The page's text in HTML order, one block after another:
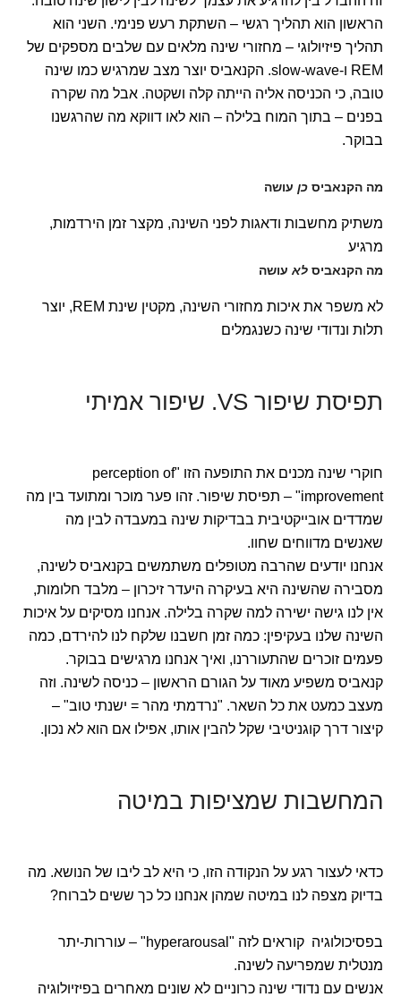
הראשון הוא תהליך רגשי – השתקת רעש פנימי. השני הוא
תהליך פיזיולוגי – מחזורי שינה מלאים עם שלבים מספקים של
REM ו-slow-wave. הקנאביס יוצר מצב שמרגיש כמו שינה
טובה, כי הכניסה אליה הייתה קלה ושקטה. אבל מה שקרה
בפנים – בתוך המוח בלילה – הוא לאו דווקא מה שהרגשנו
בבוקר.
מה הקנאביס כן עושה
משתיק מחשבות ודאגות לפני השינה, מקצר זמן הירדמות,
מרגיע
מה הקנאביס לא עושה
לא משפר את איכות מחזורי השינה, מקטין שינת REM, יוצר
תלות ונדודי שינה כשנגמלים
תפיסת שיפור VS. שיפור אמיתי
חוקרי שינה מכנים את התופעה הזו "perception of
improvement" – תפיסת שיפור. זהו פער מוכר ומתועד בין מה
שמדדים אובייקטיבית בבדיקות שינה במעבדה לבין מה
שאנשים מדווחים שחוו.
אנחנו יודעים שהרבה מטופלים משתמשים בקנאביס לשינה,
מסבירה שהשינה היא בעיקרה היעדר זיכרון – מלבד חלומות,
אין לנו גישה ישירה למה שקרה בלילה. אנחנו מסיקים על איכות
השינה שלנו בעקיפין: כמה זמן חשבנו שלקח לנו להירדם, כמה
פעמים זוכרים שהתעוררנו, ואיך אנחנו מרגישים בבוקר.
קנאביס משפיע מאוד על הגורם הראשון – כניסה לשינה. וזה
מעצב כמעט את כל השאר. "נרדמתי מהר = ישנתי טוב" –
קיצור דרך קוגניטיבי שקל להבין אותו, אפילו אם הוא לא נכון.
המחשבות שמציפות במיטה
כדאי לעצור רגע על הנקודה הזו, כי היא לב ליבו של הנושא. מה
בדיוק מצפה לנו במיטה שמהן אנחנו כל כך ששים לברוח?
בפסיכולוגיה קוראים לזה "hyperarousal" – עוררות-יתר
מנטלית שמפריעה לשינה.
אנשים עם נדודי שינה כרוניים לא שונים מאחרים בפיזיולוגיה